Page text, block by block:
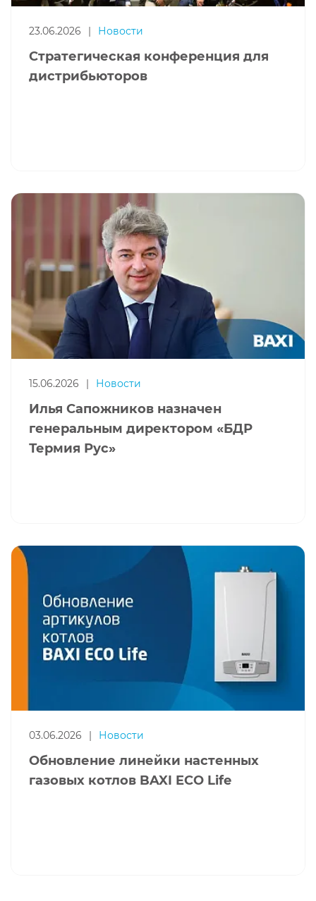
23.06.2026 Новости
Стратегическая конференция для
дистрибьюторов
15.06.2026 | Новости
Илья Сапожников назначен
генеральным директором «БДР
Термия Рус»
03.06.2026 Новости
Обновление линейки настенных
газовых котлов BAXI ECO Life